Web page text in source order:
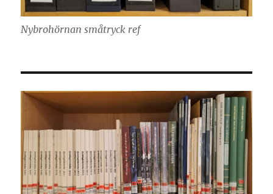
Nybrohörnan småtryck ref